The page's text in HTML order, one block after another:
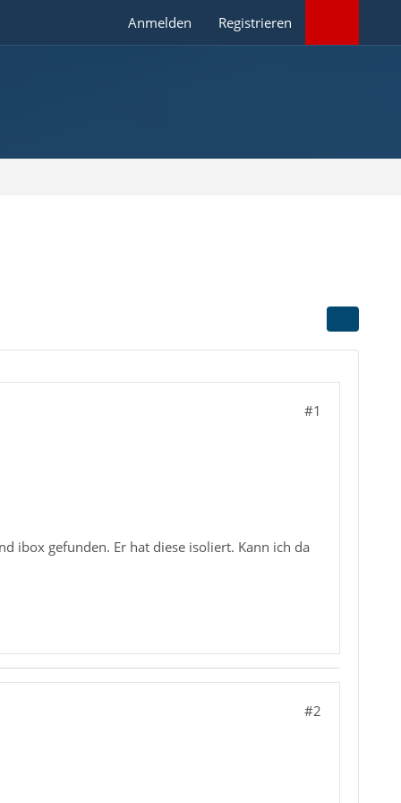
Anmelden Registrieren
#1
ibox gefunden. Er hat diese isoliert. Kann ich da
#2